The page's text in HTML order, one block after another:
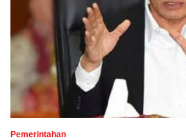
Pemerintahan